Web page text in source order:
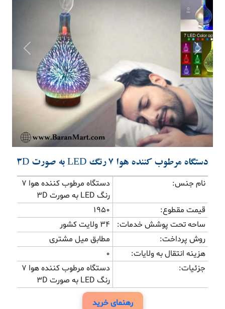
Next
دستگاه مرطوب کننده هوا 7 رنگ LED به صورت 3D
نام جنس:
دستگاه مرطوب کننده هوا 7
رنگ LED به صورت 3D
قیمت مقطوع:
1950
ساحه تحت پوشش خدمات:
34 ولایت کشور
روش پرداخت:
مطابق میل مشتری
هزینه انتقال به ولایات:
0
جزئیات:
دستگاه مرطوب کننده هوا 7
رنگ LED به صورت 3D
رهنمای خرید